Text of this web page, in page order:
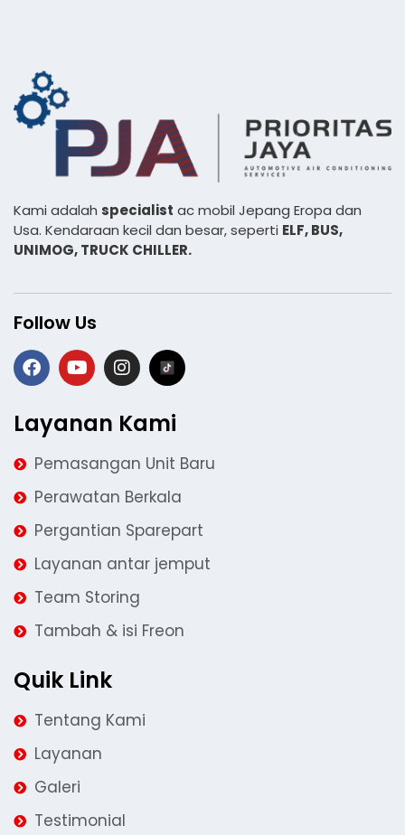
Kami adalah specialist ac mobil Jepang Eropa dan
Usa. Kendaraan kecil dan besar, seperti ELF, BUS,
UNIMOG, TRUCK CHILLER.
Follow Us
Layanan Kami
Pemasangan Unit Baru
Perawatan Berkala
Pergantian Sparepart
Layanan antar jemput
Team Storing
Tambah & isi Freon
Quik Link
Tentang Kami
Layanan
Galeri
Testimonial